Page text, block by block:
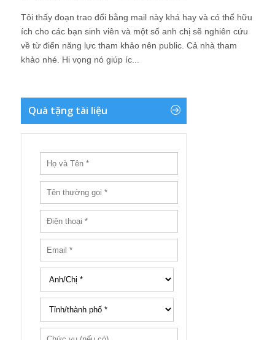
Tôi thấy đoạn trao đổi bằng mail này khá hay và có thể hữu
ích cho các bạn sinh viên và một số anh chị sẽ nghiên cứu
về từ điển năng lực tham khảo nên public. Cả nhà tham
khảo nhé. Hi vọng nó giúp íc...
Quà tặng tài liệu